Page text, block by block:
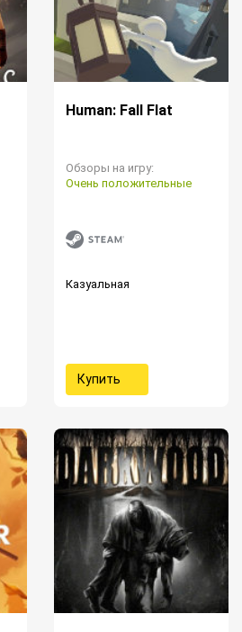
Human: Fall Flat
Обзоры на игру:
Очень положительные
Казуальная
Купить